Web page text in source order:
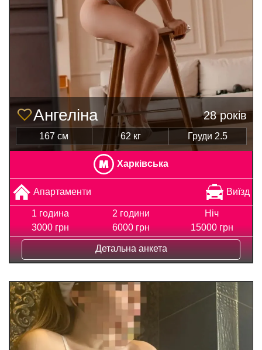
Ангеліна 28 років
167 см 62 кг Груди 2.5
Харківська
Апартаменти Виїзд
1 година
3000 грн
2 години
6000 грн
Ніч
15000 грн
Детальна анкета